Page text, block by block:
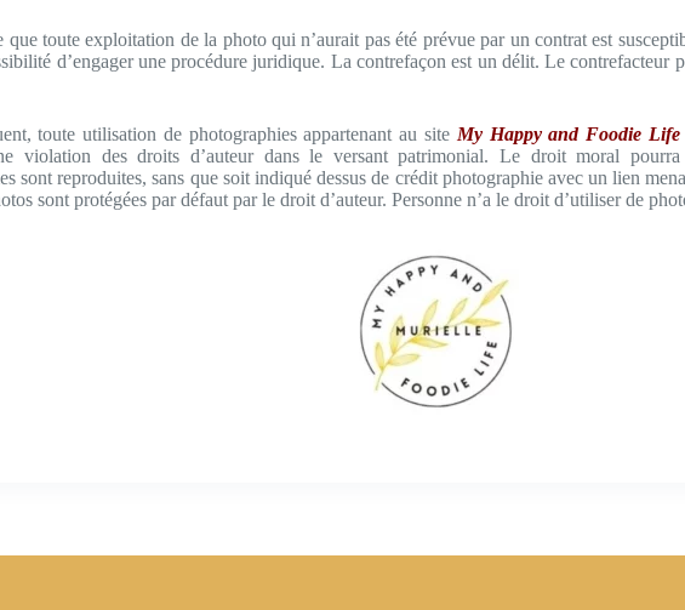
que toute exploitation de la photo qui n’aurait pas été prévue par un contrat est
d’engager une procédure juridique. La contrefaçon est un délit. Le contrefacteur
toute utilisation de photographies appartenant au site My Happy and Foodie Life
violation des droits d’auteur dans le versant patrimonial. Le droit moral
sont reproduites, sans que soit indiqué dessus de crédit photographie avec un lien
sont protégées par défaut par le droit d’auteur. Personne n’a le droit d’utiliser de